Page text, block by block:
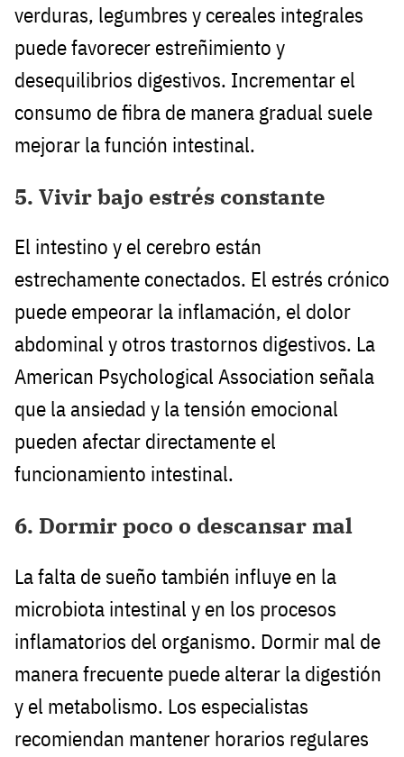
verduras, legumbres y cereales integrales
puede favorecer estreñimiento y
desequilibrios digestivos. Incrementar el
consumo de fibra de manera gradual suele
mejorar la función intestinal.
5. Vivir bajo estrés constante
El intestino y el cerebro están
estrechamente conectados. El estrés crónico
puede empeorar la inflamación, el dolor
abdominal y otros trastornos digestivos. La
American Psychological Association señala
que la ansiedad y la tensión emocional
pueden afectar directamente el
funcionamiento intestinal.
6. Dormir poco o descansar mal
La falta de sueño también influye en la
microbiota intestinal y en los procesos
inflamatorios del organismo. Dormir mal de
manera frecuente puede alterar la digestión
y el metabolismo. Los especialistas
recomiendan mantener horarios regulares